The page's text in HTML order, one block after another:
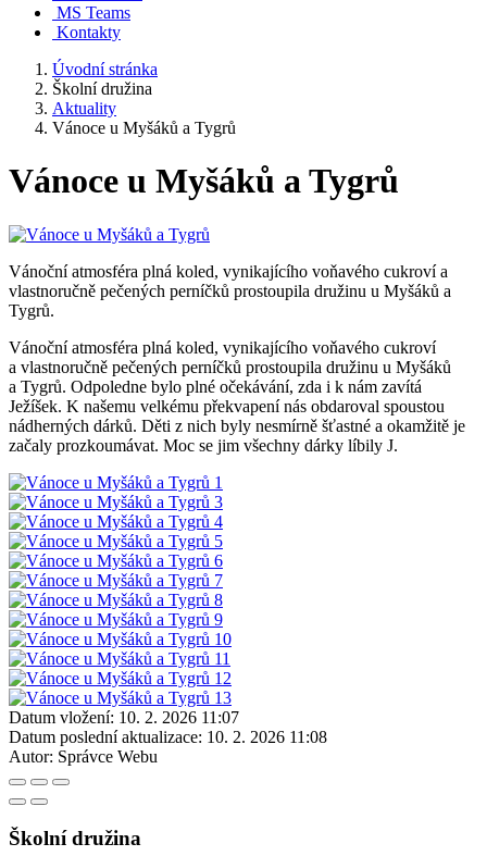
MS Teams
Kontakty
Úvodní stránka
Školní družina
Aktuality
Vánoce u Myšáků a Tygrů
Vánoce u Myšáků a Tygrů
Vánoční atmosféra plná koled, vynikajícího voňavého cukroví a
vlastnoručně pečených perníčků prostoupila družinu u Myšáků a
Tygrů.
Vánoční atmosféra plná koled, vynikajícího voňavého cukroví
a vlastnoručně pečených perníčků prostoupila družinu u Myšáků
a Tygrů. Odpoledne bylo plné očekávání, zda i k nám zavítá
Ježíšek. K našemu velkému překvapení nás obdaroval spoustou
nádherných dárků. Děti z nich byly nesmírně šťastné a okamžitě je
začaly prozkoumávat. Moc se jim všechny dárky líbily J.
Datum vložení: 10. 2. 2026 11:07
Datum poslední aktualizace: 10. 2. 2026 11:08
Autor: Správce Webu
Školní družina